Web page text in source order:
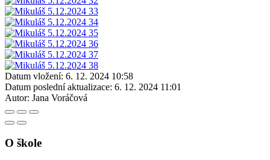
Datum vložení: 6. 12. 2024 10:58
Datum poslední aktualizace: 6. 12. 2024 11:01
Autor: Jana Voráčová
O škole